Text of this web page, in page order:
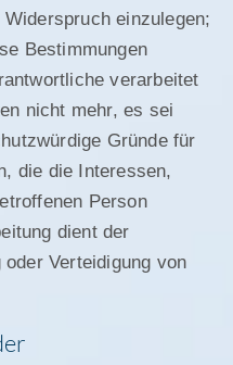
einzulegen;
Bestimmungen
verarbeitet
nicht mehr, es sei
Gründe für
die die Interessen,
Person
dient der
Verteidigung von